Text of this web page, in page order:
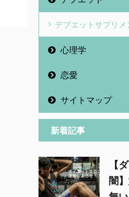
デブエットサプリメ
心理学
恋愛
サイトマップ
新着記事
【
闇